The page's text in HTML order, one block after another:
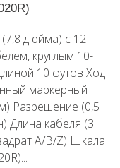
дюйма) с 12-
круглым 10-
10 футов Ход
маркерный
Разрешение (0,5
Длина кабеля (3
A/B/Z) Шкала